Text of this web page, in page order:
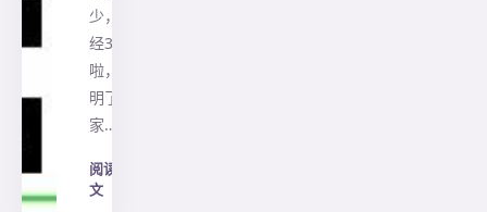
少，已
经31个
啦，说
明了大
家…
阅读全
文